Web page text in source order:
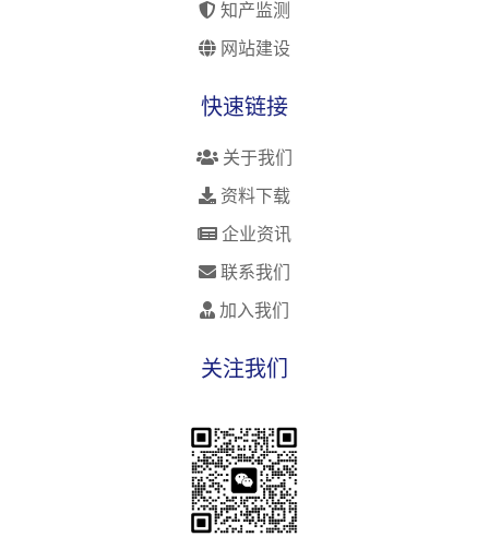
知产监测
网站建设
快速链接
关于我们
资料下载
企业资讯
联系我们
加入我们
关注我们